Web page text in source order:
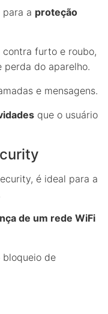
para a proteção
furto e roubo,
perda do aparelho.
e mensagens.
que o usuário
é ideal para a
de um rede WiFi
bloqueio de